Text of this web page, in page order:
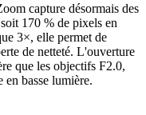
capture désormais des
170 % de pixels en
3×, elle permet de
de netteté. L'ouverture
que les objectifs F2.0,
en basse lumière.